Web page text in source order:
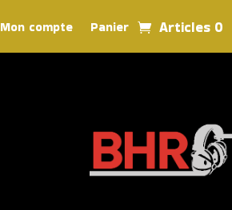
Mon compte Panier Articles 0